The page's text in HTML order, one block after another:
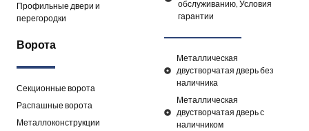
Профильные двери и
перегородки
Ворота
Секционные ворота
Распашные ворота
Металлоконструкции
обслуживанию, Условия
гарантии
Металлическая
двустворчатая дверь без
наличника
Металлическая
двустворчатая дверь с
наличником